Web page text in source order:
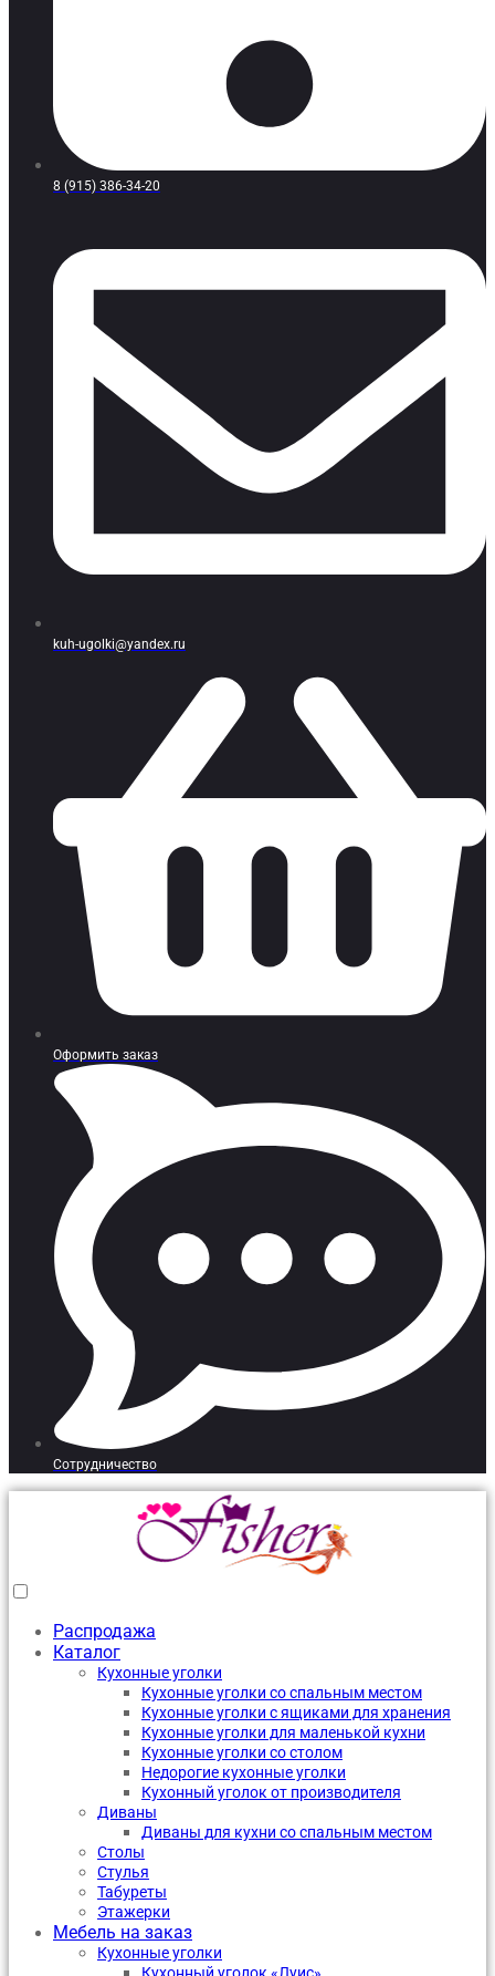
8 (915) 386-34-20
kuh-ugolki@yandex.ru
Оформить заказ
Сотрудничество
Распродажа
Каталог
Кухонные уголки
Кухонные уголки со спальным местом
Кухонные уголки с ящиками для хранения
Кухонные уголки для маленькой кухни
Кухонные уголки со столом
Недорогие кухонные уголки
Кухонный уголок от производителя
Диваны
Диваны для кухни со спальным местом
Столы
Стулья
Табуреты
Этажерки
Мебель на заказ
Кухонные уголки